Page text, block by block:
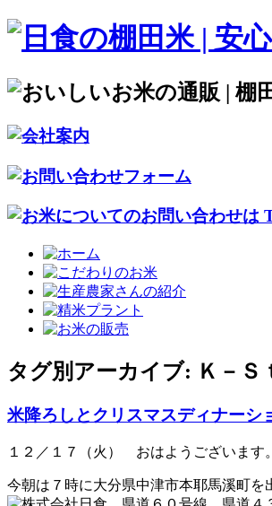
タグ別アーカイブ: Ｋ－
米降ろしとクリスマスディナーシ
１２／１７（火） おはようございます。
今朝は７時に大分県中津市本耶馬溪町を